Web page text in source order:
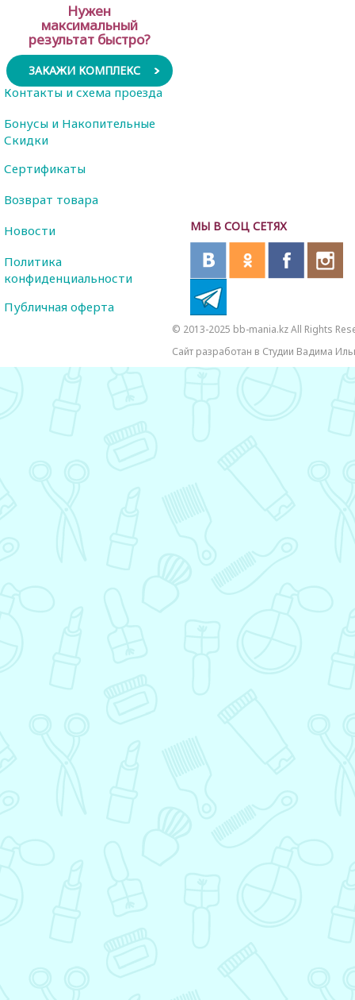
Нужен
максимальный
результат быстро?
ЗАКАЖИ КОМПЛЕКС
МЫ В СОЦ СЕТЯХ
Контакты и схема проезда
Бонусы и Накопительные
Скидки
Сертификаты
Возврат товара
Новости
Политика
конфиденциальности
Публичная оферта
© 2013-2025 bb-mania.kz All Rights
Сайт разработан в Студии Вадима